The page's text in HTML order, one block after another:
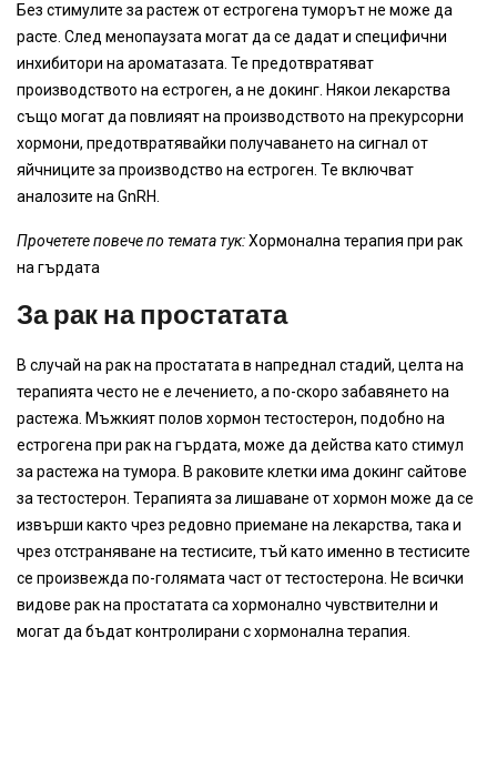
Без стимулите за растеж от естрогена туморът не може да
расте. След менопаузата могат да се дадат и специфични
инхибитори на ароматазата. Те предотвратяват
производството на естроген, а не докинг. Някои лекарства
също могат да повлияят на производството на прекурсорни
хормони, предотвратявайки получаването на сигнал от
яйчниците за производство на естроген. Те включват
аналозите на GnRH.
Прочетете повече по темата тук:Хормонална терапия при рак
на гърдата
За рак на простатата
В случай на рак на простатата в напреднал стадий, целта на
терапията често не е лечението, а по-скоро забавянето на
растежа. Мъжкият полов хормон тестостерон, подобно на
естрогена при рак на гърдата, може да действа като стимул
за растежа на тумора. В раковите клетки има докинг сайтове
за тестостерон. Терапията за лишаване от хормон може да се
извърши както чрез редовно приемане на лекарства, така и
чрез отстраняване на тестисите, тъй като именно в тестисите
се произвежда по-голямата част от тестостерона. Не всички
видове рак на простатата са хормонално чувствителни и
могат да бъдат контролирани с хормонална терапия.